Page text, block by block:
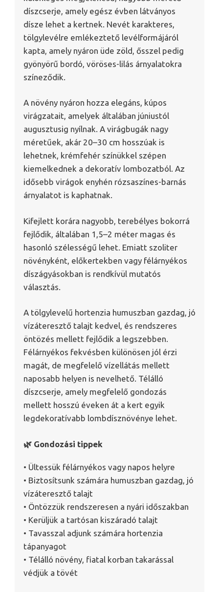
díszcserje, amely egész évben látványos
dísze lehet a kertnek. Nevét karakteres,
tölgylevélre emlékeztető levélformájáról
kapta, amely nyáron üde zöld, ősszel pedig
gyönyörű bordó, vöröses-lilás árnyalatokra
színeződik.
A növény nyáron hozza elegáns, kúpos
virágzatait, amelyek általában júniustól
augusztusig nyílnak. A virágbugák nagy
méretűek, akár 20–30 cm hosszúak is
lehetnek, krémfehér színükkel szépen
kiemelkednek a dekoratív lombozatból. Az
idősebb virágok enyhén rózsaszínes-barnás
árnyalatot is kaphatnak.
Kifejlett korára nagyobb, terebélyes bokorrá
fejlődik, általában 1,5–2 méter magas és
hasonló szélességű lehet. Emiatt szoliter
növényként, előkertekben vagy félárnyékos
díszágyásokban is rendkívül mutatós
választás.
A tölgylevelű hortenzia humuszban gazdag, jó
vízáteresztő talajt kedvel, és rendszeres
öntözés mellett fejlődik a legszebben.
Félárnyékos fekvésben különösen jól érzi
magát, de megfelelő vízellátás mellett
naposabb helyen is nevelhető. Télálló
díszcserje, amely megfelelő gondozás
mellett hosszú éveken át a kert egyik
legdekoratívabb lombdísznövénye lehet.
🌿 Gondozási tippek
• Ültessük félárnyékos vagy napos helyre
• Biztosítsunk számára humuszban gazdag, jó
vízáteresztő talajt
• Öntözzük rendszeresen a nyári időszakban
• Kerüljük a tartósan kiszáradó talajt
• Tavasszal adjunk számára hortenzia
tápanyagot
• Télálló növény, fiatal korban takarással
védjük a tövét